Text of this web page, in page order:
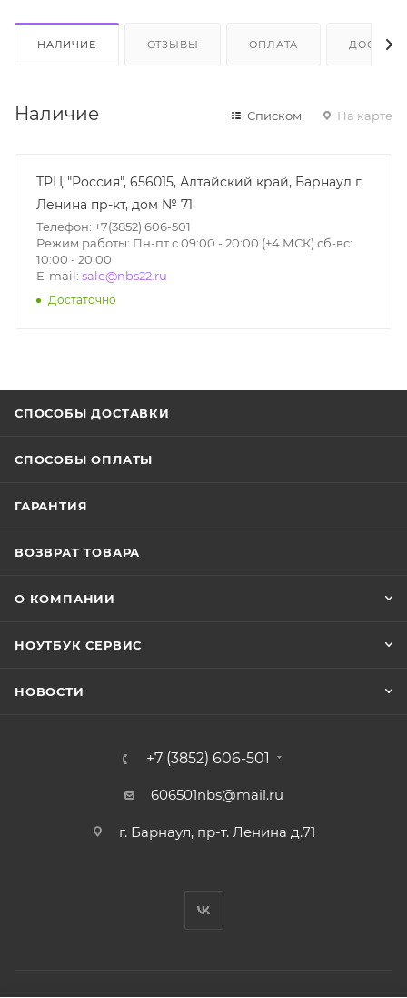
НАЛИЧИЕ ОТЗЫВЫ ОПЛАТА
Наличие Списком На карте
ТРЦ "Россия", 656015, Алтайский край, Барнаул г,
Ленина пр-кт, дом № 71
Телефон: +7(3852) 606-501
Режим работы: Пн-пт с 09:00 - 20:00 (+4 МСК) сб-вс:
10:00 - 20:00
E-mail: sale@nbs22.ru
Достаточно
СПОСОБЫ ДОСТАВКИ
СПОСОБЫ ОПЛАТЫ
ГАРАНТИЯ
ВОЗВРАТ ТОВАРА
О КОМПАНИИ
НОУТБУК СЕРВИС
НОВОСТИ
+7 (3852) 606-501
606501nbs@mail.ru
г. Барнаул, пр-т. Ленина д.71